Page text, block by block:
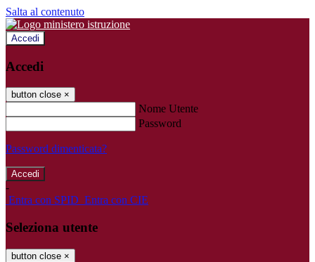
Salta al contenuto
Accedi
Accedi
button close ×
Nome Utente
Password
Password dimenticata?
-
Entra con SPID Entra con CIE
Seleziona utente
button close ×